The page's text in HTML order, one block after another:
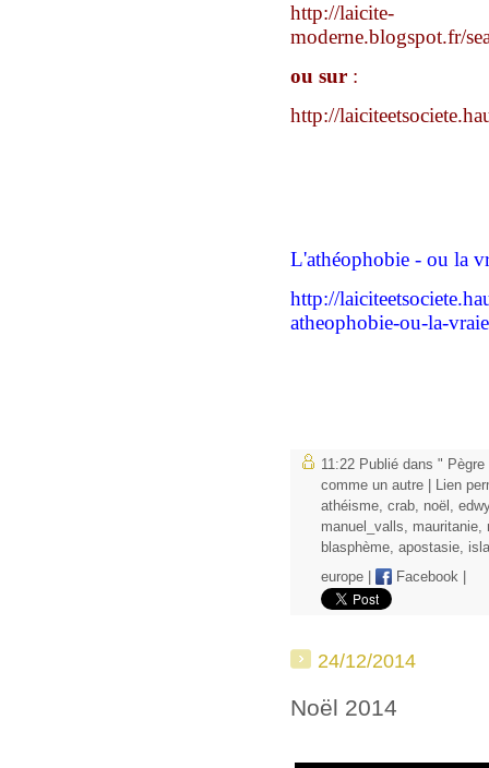
http://laicite-
moderne.blogspot.fr/
ou sur :
http://
L'athéophobie - ou la
http://
atheophobie-ou-la-
11:22 Publié dans " Pègre
comme un autre
Lien
athéisme, crab, noël ,
manuel_valls, mauritanie,
blasphème, apostasie,
europe
Facebook
24/12/2014
Noël 2014